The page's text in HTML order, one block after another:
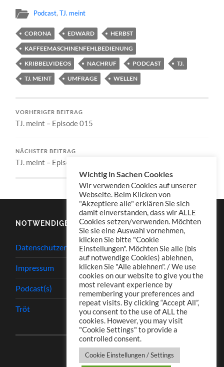
Podcast,TJ. meint
CORONA EDWARD
HERBST
KAFFEEMASCHINENFEHLBEDIENUNG
KRIBBELVIDEOS
NACHRUF PODCAST
TJ.
TJ. MEINT
UMFRAGE WELLEN
VORHERIGER BEITRAG
TJ. meint – Episode 015
NÄCHSTER BEITRAG
TJ. meint – Episode 017
NOTWENDIGES
Datenschutzerklärung
Impressum
Podcast(s)
Tröt
Wichtig in Sachen Cookies
Wir verwenden Cookies auf unserer
Webseite. Beim Klicken von
"Akzeptiere alle" erklären Sie sich
damit einverstanden, dass wir ALLE
Cookies setzen/verwenden. Möchten
Sie sie eine Auswahl vornehmen,
klicken Sie bitte "Cookie
Einstellungen". Möchten Sie alle (bis
auf notwendige Cookies) ablehnen,
klicken Sie "Alle ablehnen". / We use
cookies on our website to give you the
most relevant experience by
remembering your preferences and
repeat visits. By clicking “Accept All”,
you consent to the use of ALL the
cookies. However, you may visit
"Cookie Settings" to provide a
controlled consent.
Cookie Einstellungen / Settings